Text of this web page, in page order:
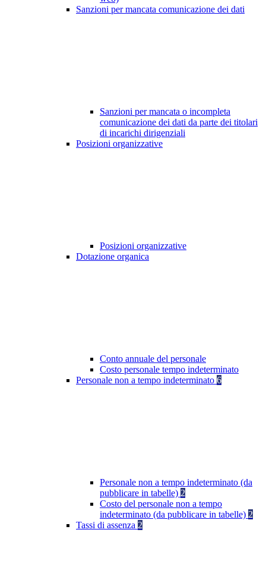
Sanzioni per mancata comunicazione dei dati
Sanzioni per mancata o incompleta
comunicazione dei dati da parte dei titolari
di incarichi dirigenziali
Posizioni organizzative
Posizioni organizzative
Dotazione organica
Conto annuale del personale
Costo personale tempo indeterminato
Personale non a tempo indeterminato 6
Personale non a tempo indeterminato (da
pubblicare in tabelle) 2
Costo del personale non a tempo
indeterminato (da pubblicare in tabelle) 2
Tassi di assenza 2